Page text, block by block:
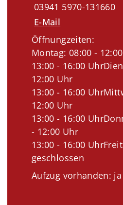
03941 5970-131660
E-Mail
Öffnungzeiten:
Montag: 08:00 -
13:00 - 16:00
12:00 Uhr
13:00 - 16:00
12:00 Uhr
13:00 - 16:00
- 12:00 Uhr
13:00 - 16:00
geschlossen
Aufzug vorhanden: ja